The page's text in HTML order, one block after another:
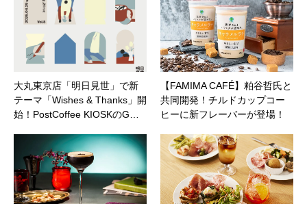
大丸東京店「明日見世」で新
テーマ「Wishes & Thanks」開
始！PostCoffee KIOSKのG…
【FAMIMA CAFÉ】粕谷哲氏と
共同開発！チルドカップコー
ヒーに新フレーバーが登場！